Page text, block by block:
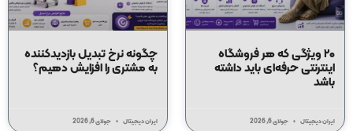
۲۰ ویژگی که هر فروشگاه
اینترنتی حرفه‌ای باید داشته
باشد
ایران دیجیتال جولای 6, 2026
چگونه نرخ تبدیل بازدیدکننده
به مشتری را افزایش دهیم؟
ایران دیجیتال جولای 6, 2026